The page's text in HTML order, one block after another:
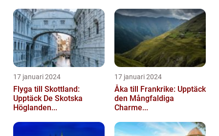
17 januari 2024
Flyga till Skottland:
Upptäck De Skotska
Höglanden...
17 januari 2024
Åka till Frankrike: Upptäck
den Mångfaldiga
Charme...